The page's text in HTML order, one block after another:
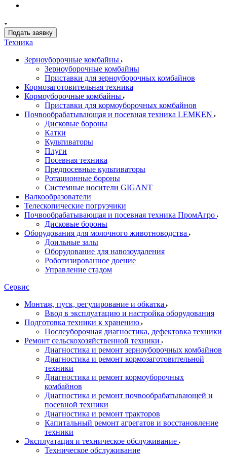
Подать заявку
Техника
Зерноуборочные комбайны
Зерноуборочные комбайны
Приставки для зерноуборочных комбайнов
Кормозаготовительная техника
Кормоуборочные комбайны
Приставки для кормоуборочных комбайнов
Почвообрабатывающая и посевная техника LEMKEN
Дисковые бороны
Катки
Культиваторы
Плуги
Посевная техника
Предпосевные культиваторы
Ротационные бороны
Системные носители GIGANT
Валкообразователи
Телескопические погрузчики
Почвообрабатывающая и посевная техника ПромАгро
Дисковые бороны
Оборудования для молочного животноводства
Доильные залы
Оборудование для навозоудаления
Роботизированное доение
Управление стадом
Сервис
Монтаж, пуск, регулирование и обкатка
Ввод в эксплуатацию и настройка оборудования
Подготовка техники к хранению
Послеуборочная диагностика, дефектовка техники
Ремонт сельскохозяйственной техники
Диагностика и ремонт зерноуборочных комбайнов
Диагностика и ремонт кормозаготовительной
техники
Диагностика и ремонт кормоуборочных
комбайнов
Диагностика и ремонт почвообрабатывающей и
посевной техники
Диагностика и ремонт тракторов
Капитальный ремонт агрегатов и восстановление
техники
Эксплуатация и техническое обслуживание
Техническое обслуживание